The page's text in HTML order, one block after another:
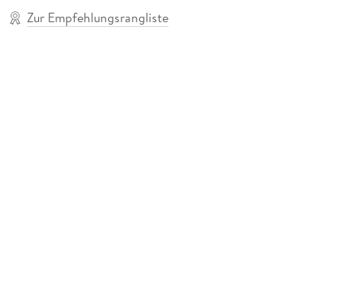
Zur Empfehlungsrangliste